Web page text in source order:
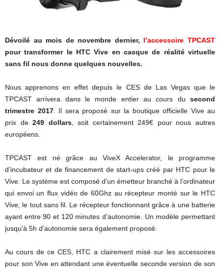
Dévoilé au mois de novembre dernier, l’accessoire TPCAST
pour transformer le HTC Vive en casque de réalité virtuelle
sans fil nous donne quelques nouvelles.
Nous apprenons en effet depuis le CES de Las Vegas que le
TPCAST arrivera dans le monde entier au cours du second
trimestre 2017. Il sera proposé sur la boutique officielle Vive au
prix de249 dollars, soit certainement 249€ pour nous autres
européens.
TPCAST est né grâce au ViveX Accelerator, le programme
d’incubateur et de financement de start-ups créé par HTC pour le
Vive. Le système est composé d’un émetteur branché à l’ordinateur
qui envoi un flux vidéo de 60Ghz au récepteur monté sur le HTC
Vive, le tout sans fil. Le récepteur fonctionnant grâce à une batterie
ayant entre 90 et 120 minutes d’autonomie. Un modèle permettant
jusqu’à 5h d’autonomie sera également proposé.
Au cours de ce CES, HTC a clairement misé sur les accessoires
pour son Vive en attendant une éventuelle seconde version de son